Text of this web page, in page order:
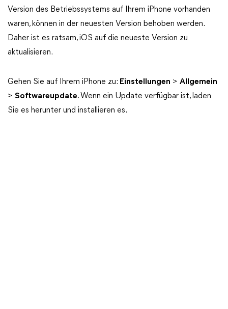
Version des Betriebssystems auf Ihrem iPhone vorhanden
waren, können in der neuesten Version behoben werden.
Daher ist es ratsam, iOS auf die neueste Version zu
aktualisieren.
Gehen Sie auf Ihrem iPhone zu: Einstellungen > Allgemein
> Softwareupdate. Wenn ein Update verfügbar ist, laden
Sie es herunter und installieren es.